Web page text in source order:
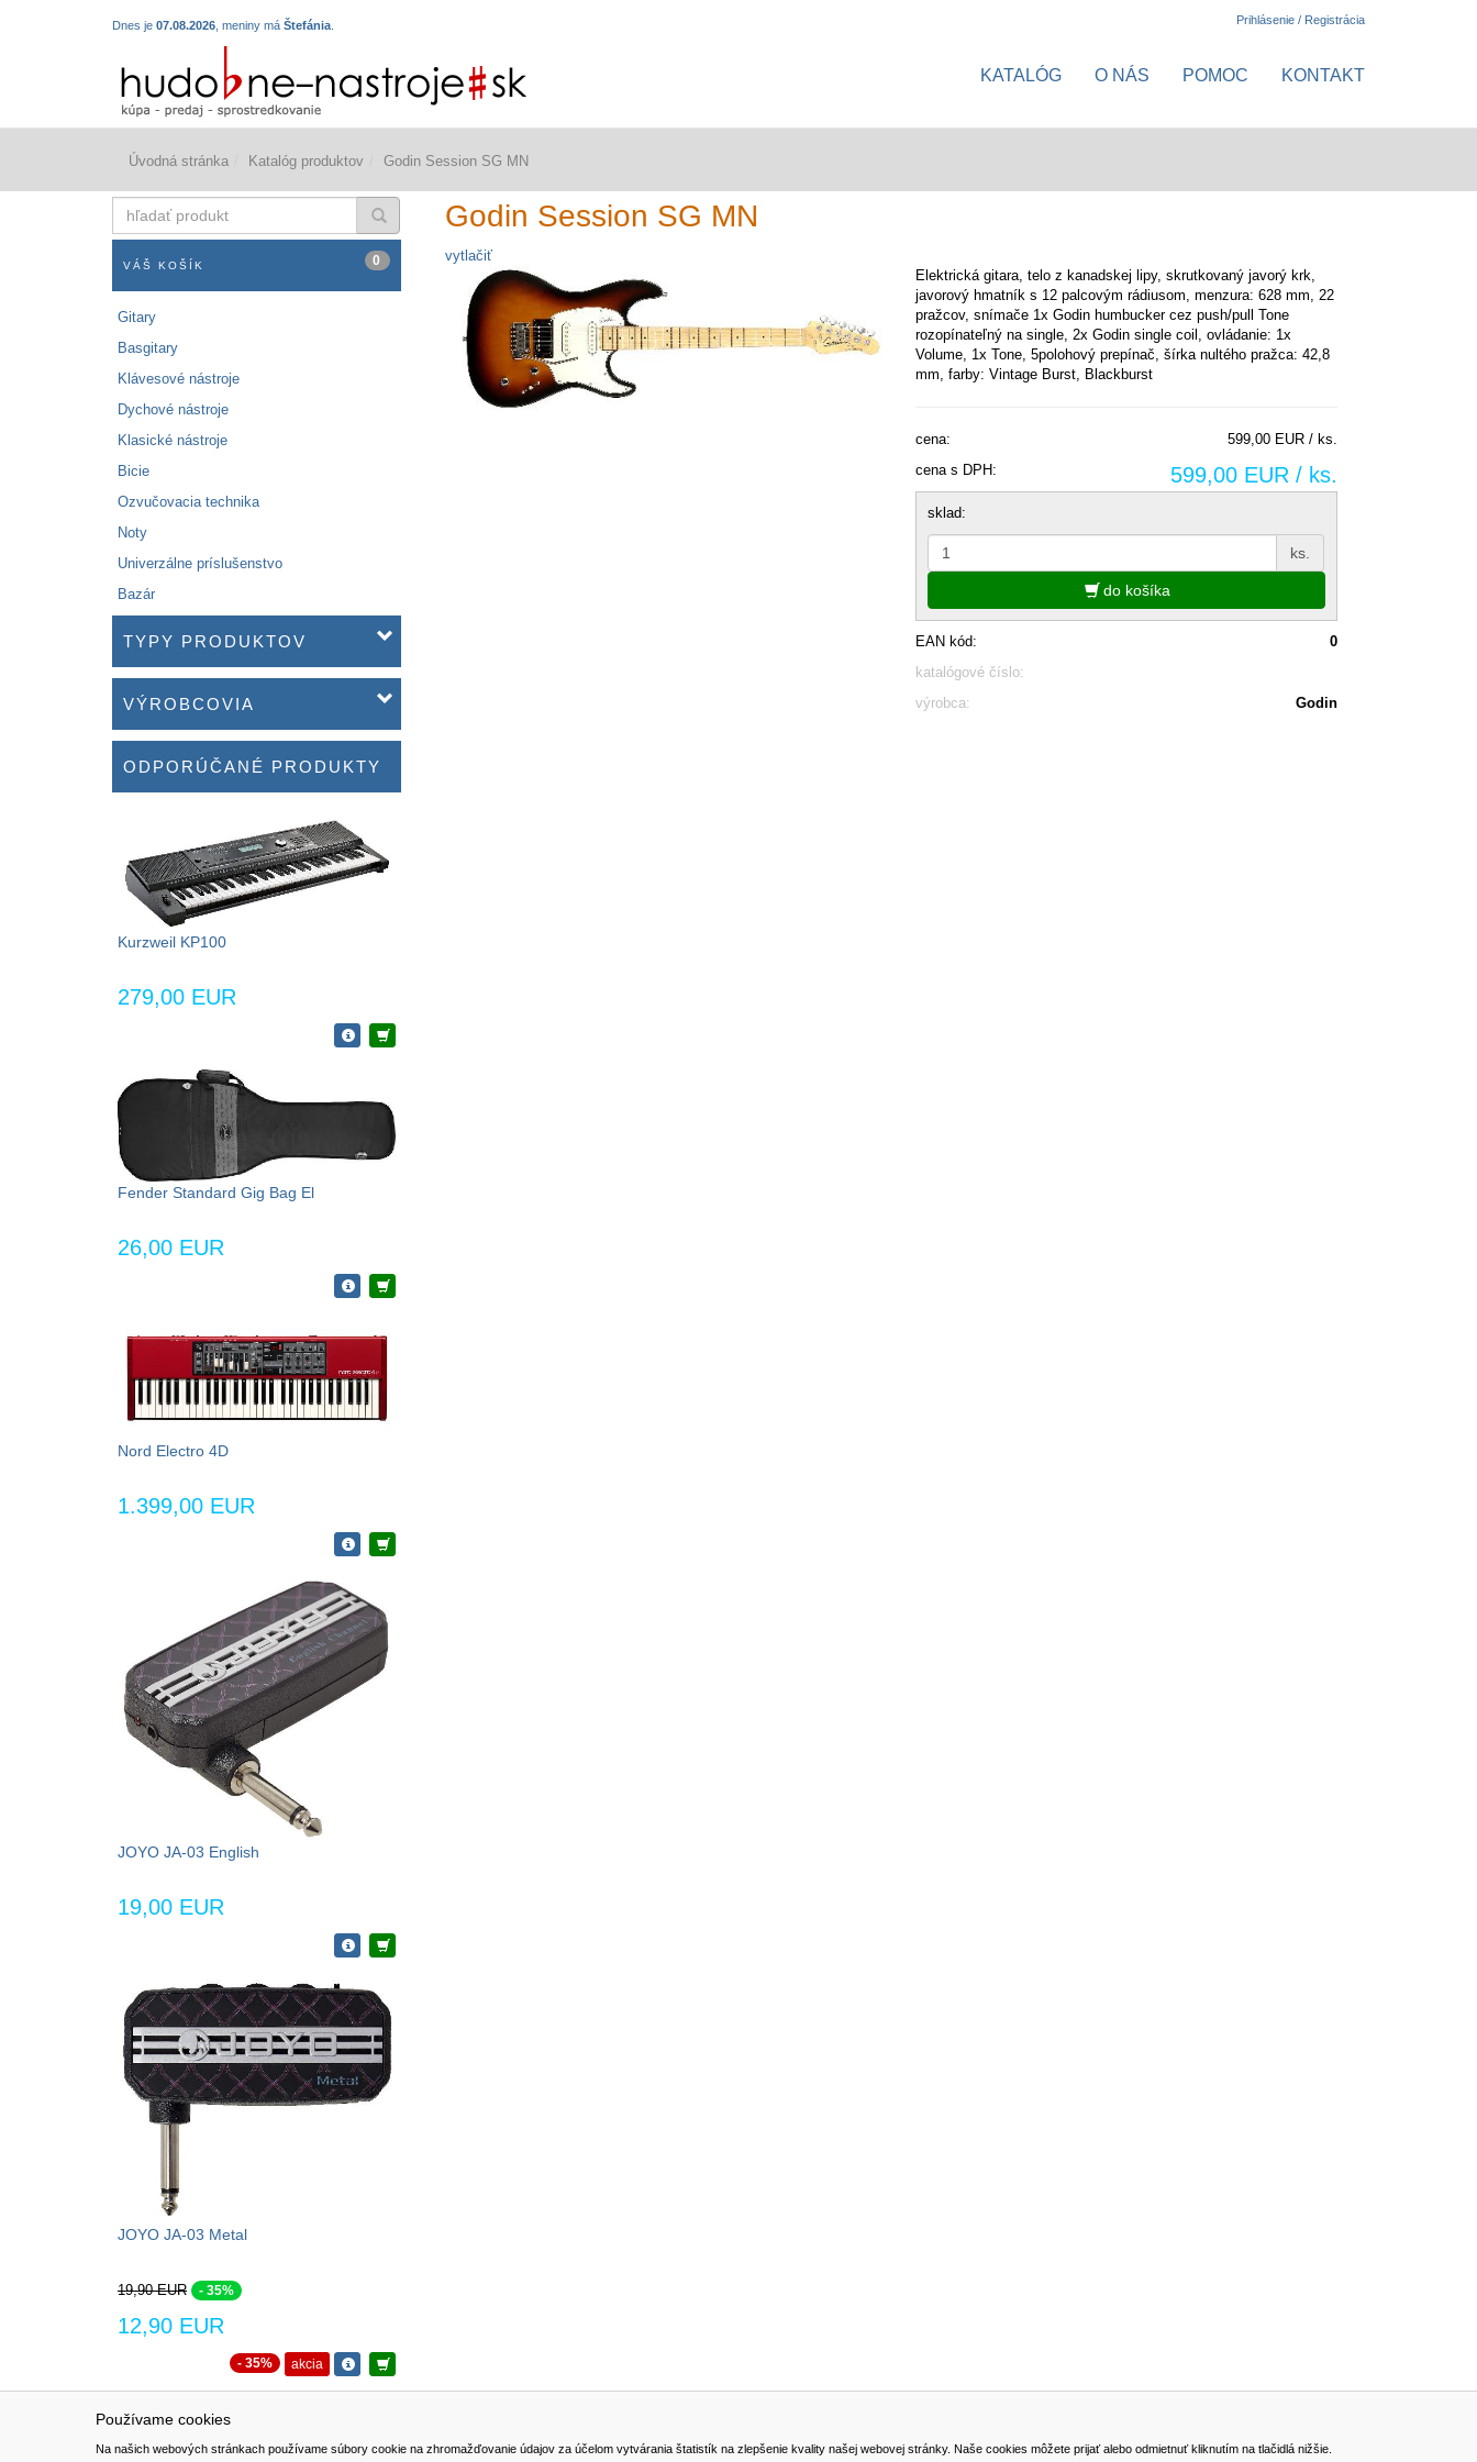
Používame cookies
Na našich webových stránkach používame súbory cookie na zhromažďovanie údajov za účelom vytvárania štatistík na zlepšenie kvality našej webovej stránky. Naše cookies môžete prijať alebo odmietnuť kliknutím na tlačidlá nižšie.
Dnes je 07.08.2026 , meniny má Štefánia Prihlásenie / Registrácia
KATALÓG O NÁS POMOC KONTAKT
Úvodná stránka Katalóg produktov Godin Session SG MN
produkt
VÁŠ KOŠÍK 0
Gitary
Basgitary
Klávesové nástroje
Dychové nástroje
Klasické nástroje
Bicie
Ozvučovacia technika
Noty
Univerzálne príslušenstvo
Bazár
TYPY PRODUKTOV
VÝROBCOVIA
ODPORÚČANÉ PRODUKTY
Kurzweil KP100
279,00 EUR
Fender Standard Gig Bag El
26,00 EUR
Nord Electro 4D
1.399,00 EUR
JOYO JA-03 English
19,00 EUR
JOYO JA-03 Metal
19,90 EUR - 35%
12,90 EUR
- 35% akcia
Godin Session SG MN
vytlačiť
Elektrická gitara, telo z kanadskej lipy, skrutkovaný javorý krk,
javorový hmatník s 12 palcovým rádiusom, menzura: 628 mm, 22
pražcov, snímače 1x Godin humbucker cezpush/pull Tone
rozopínateľný na single, 2x Godin single coil, ovládanie: 1x
Volume, 1x Tone, 5polohový prepínač, šírka nultého pražca: 42,8
mm, farby: Vintage Burst, Blackburst
cena:
599,00 EUR / ks.
cena s DPH:
599,00 EUR / ks.
sklad:
ks.
do košíka
EAN kód:
0
katalógové číslo:
výrobca:
Godin